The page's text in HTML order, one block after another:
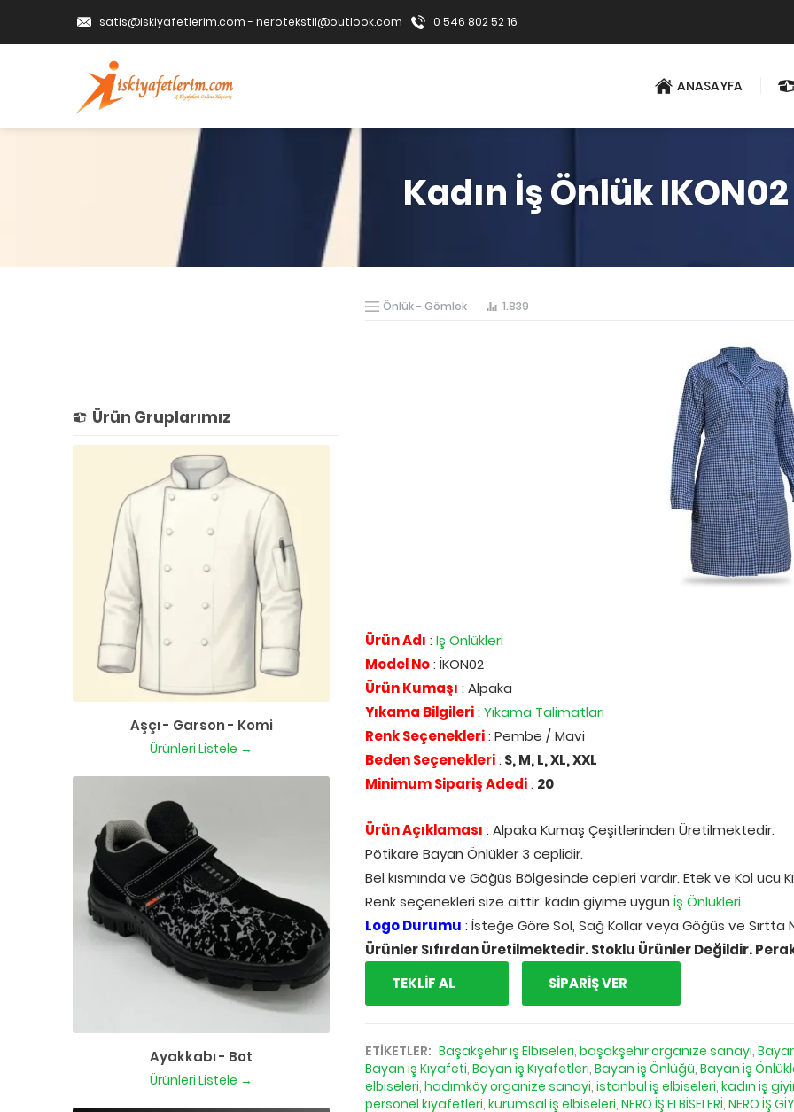
satis@iskiyafetlerim.com- nerotekstil@outlook.com 0 546 802 52 16
ANASAYFA
Kadın İş Önlük IKON02
Önlük - Gömlek 1.839
Ürün Adı : İş Önlükleri
Model No: İKON02
Ürün Kumaşı : Alpaka
Yıkama Bilgileri: Yıkama Talimatları
Renk Seçenekleri: Pembe / Mavi
Beden Seçenekleri: S, M, L, XL, XXL
Minimum Sipariş Adedi: 20
Ürün Açıklaması : Alpaka Kumaş Çeşitlerinden Üretilmektedir.
Pötikare Bayan Önlükler 3 ceplidir.
Bel kısmında ve Göğüs Bölgesinde cepleri vardır. Etek ve Kol ucu
Renk seçenekleri size aittir. kadın giyime uygun İş Önlükleri
Logo Durumu : İsteğe Göre Sol, Sağ Kollar veya Göğüs ve Sırtta
Ürünler Sıfırdan Üretilmektedir. Stoklu Ürünler Değildir.
TEKLİF AL
SİPARİŞ VER
ETİKETLER: Başakşehir iş Elbiseleri, başakşehir organize sanayi,
Bayan iş Kıyafeti, Bayan iş Kıyafetleri, Bayan iş Önlüğü, Bayan iş
elbiseleri, hadımköy organize sanayi, istanbul iş elbiseleri, kadın iş
personel kıyafetleri, kurumsal iş elbiseleri, NERO İŞ ELBİSELERİ, NERO İŞ
Ürün Gruplarımız
Aşçı - Garson - Komi
Ürünleri Listele →
Ayakkabı - Bot
Ürünleri Listele →